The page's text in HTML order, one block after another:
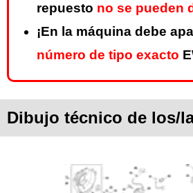
repuesto no se pueden
¡En la máquina debe
número de tipo exacto
Dibujo técnico de los/